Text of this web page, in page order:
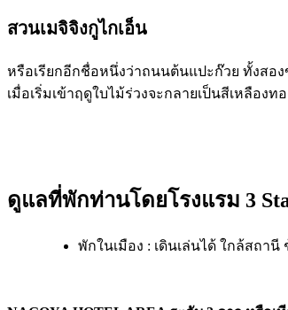
สวนเมจิจิงกูไกเอ็น
หรือเรียกอีกชื่อหนึ่งว่าถนนต้นแปะก๊วย ทั้งสอ
เมื่อเริ่มเข้าฤดูใบไม้ร่วงจะกลายเป็นสีเหลือง
ดูแลที่พักท่านโดยโรงแรม 3
พักในเมือง : เดินเล่นได้ ใกล้สถา